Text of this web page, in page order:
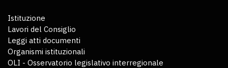
Istituzione
Lavori del Consiglio
Leggi atti documenti
Organismi istituzionali
OLI - Osservatorio legislativo interregionale